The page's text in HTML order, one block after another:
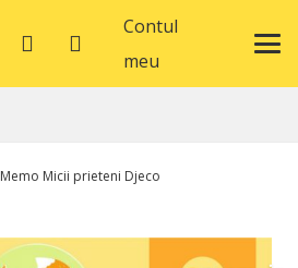
Contul
meu
Memo Micii prieteni Djeco